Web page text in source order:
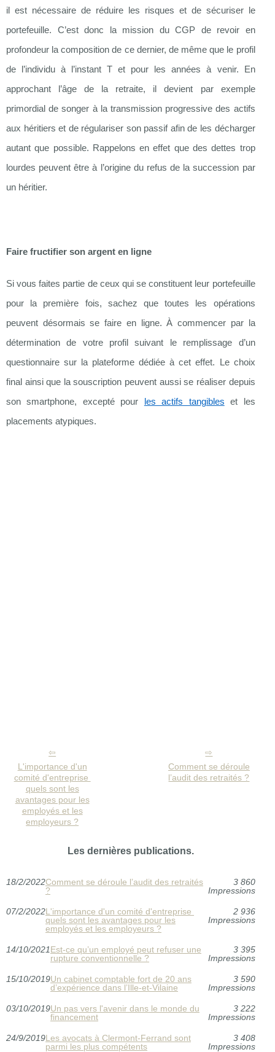
il est nécessaire de réduire les risques et de sécuriser le
portefeuille. C’est donc la mission du CGP de revoir en
profondeur la composition de ce dernier, de même que le profil
de l’individu à l’instant T et pour les années à venir. En
approchant l’âge de la retraite, il devient par exemple
primordial de songer à la transmission progressive des actifs
aux héritiers et de régulariser son passif afin de les décharger
autant que possible. Rappelons en effet que des dettes trop
lourdes peuvent être à l’origine du refus de la succession par
un héritier.
Faire fructifier son argent en ligne
Si vous faites partie de ceux qui se constituent leur portefeuille
pour la première fois, sachez que toutes les opérations
peuvent désormais se faire en ligne. À commencer par la
détermination de votre profil suivant le remplissage d’un
questionnaire sur la plateforme dédiée à cet effet. Le choix
final ainsi que la souscription peuvent aussi se réaliser depuis
son smartphone, excepté pour
les actifs tangibles et les
placements atypiques.
L'importance d'un
comité d'entreprise
quels sont les
avantages pour les
employés et les
employeurs ?
Comment se déroule
l’audit des retraités ?
Les dernières publications.
18/2/2022Comment se déroule l’audit des retraités
?
3 860
Impressions
07/2/2022L'importance d'un comité d'entreprise
quels sont les avantages pour les
employés et les employeurs ?
2 936
Impressions
14/10/2021Est-ce qu’un employé peut refuser une
rupture conventionnelle ?
3 395
Impressions
15/10/2019Un cabinet comptable fort de 20 ans
d’expérience dans l’Ille-et-Vilaine
3 590
Impressions
03/10/2019Un pas vers l'avenir dans le monde du
financement
3 222
Impressions
24/9/2019Les avocats à Clermont-Ferrand sont
parmi les plus compétents
3 408
Impressions